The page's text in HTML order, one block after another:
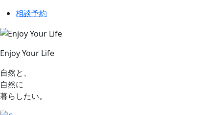
相談予約
Enjoy Your Life
自然と、
自然に
暮らしたい。